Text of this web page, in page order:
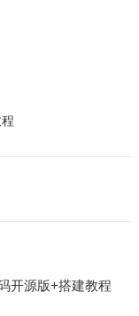
开源版+搭建教程